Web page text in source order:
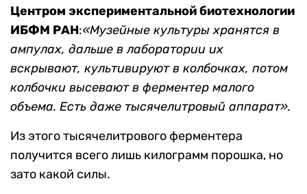
Центром экспериментальной биотехнологии
ИБФМ РАН:«Музейные культуры хранятся в
ампулах, дальше в лаборатории их
вскрывают, культивируют в колбочках, потом
колбочки высевают в ферментер малого
объема. Есть даже тысячелитровый аппарат».
Из этого тысячелитрового ферментера
получится всего лишь килограмм порошка, но
зато какой силы.